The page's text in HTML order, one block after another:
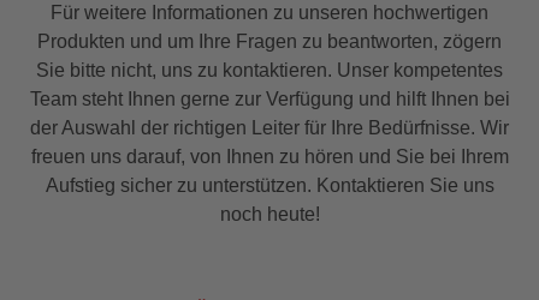
Für weitere Informationen zu unseren hochwertigen
Produkten und um Ihre Fragen zu beantworten, zögern
Sie bitte nicht, uns zu kontaktieren. Unser kompetentes
Team steht Ihnen gerne zur Verfügung und hilft Ihnen bei
der Auswahl der richtigen Leiter für Ihre Bedürfnisse. Wir
freuen uns darauf, von Ihnen zu hören und Sie bei Ihrem
Aufstieg sicher zu unterstützen. Kontaktieren Sie uns
noch heute!